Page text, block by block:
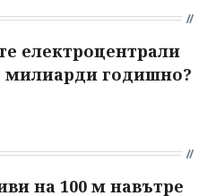
електроцентрали
милиарди годишно?
на 100 м навътре